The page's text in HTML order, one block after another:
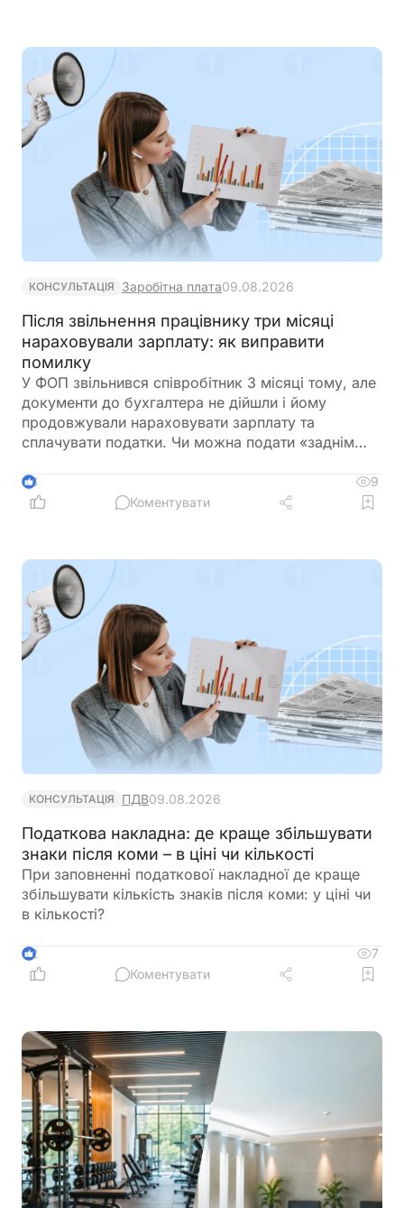
КОНСУЛЬТАЦІЯ Заробітна плата09.08.2026
Після звільнення працівнику три місяці
нараховували зарплату: як виправити
помилку
У ФОП звільнився співробітник 3 місяці тому, але
документи до бухгалтера не дійшли і йому
продовжували нараховувати зарплату та
сплачувати податки. Чи можна подати «заднім
податкову та відкоригувати зарплатну звітність? І
чи повинен він повернути виплачену йому
3
9
Коментувати
КОНСУЛЬТАЦІЯ ПДВ09.08.2026
Податкова накладна: де краще збільшувати
знаки після коми – в ціні чи кількості
При заповненні податкової накладної де краще
збільшувати кількість знаків після коми: у ціні чи
в кількості?
2
7
Коментувати